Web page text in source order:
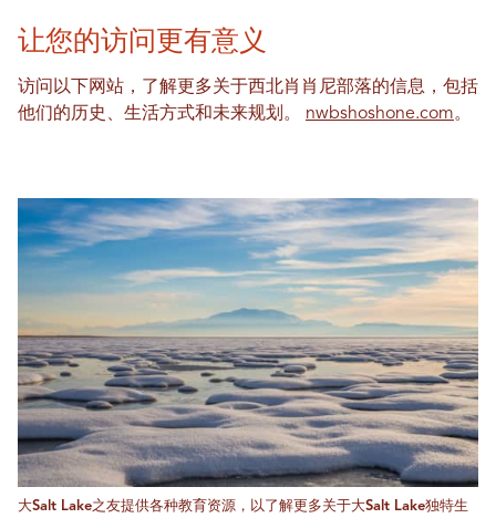
让您的访问更有意义
访问以下网站，了解更多关于西北肖肖尼部落的信息，包括
他们的历史、生活方式和未来规划。 nwbshoshone.com。
大Salt Lake之友提供各种教育资源，以了解更多关于大Salt Lake独特生